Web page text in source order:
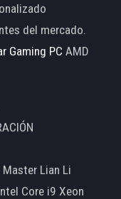
del mercado.
Gaming PC AMD
Lian Li
Core i9 Xeon